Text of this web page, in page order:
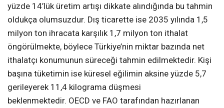
yüzde 14’lük üretim artışı dikkate alındığında bu tahmin
oldukça olumsuzdur. Dış ticarette ise 2035 yılında 1,5
milyon ton ihracata karşılık 1,7 milyon ton ithalat
öngörülmekte, böylece Türkiye’nin miktar bazında net
ithalatçı konumunun süreceği tahmin edilmektedir. Kişi
başına tüketimin ise küresel eğilimin aksine yüzde 5,7
gerileyerek 11,4 kilograma düşmesi
beklenmektedir. OECD ve FAO tarafından hazırlanan